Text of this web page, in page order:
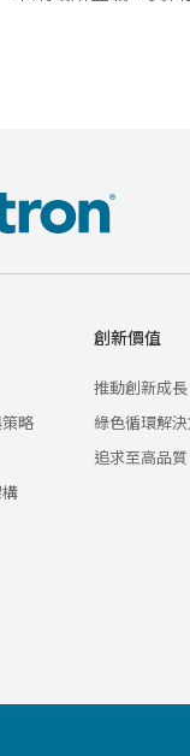
略
創新價值
推動創新成長
綠色循環解
追求至高品質